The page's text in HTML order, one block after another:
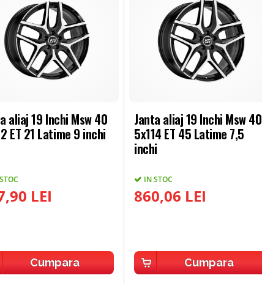
aliaj 19 Inchi Msw 40
ET 21 Latime 9 inchi
LEI
Cumpara
Janta aliaj 19 Inchi Msw 40
5x114 ET 45 Latime 7,5
inchi
IN STOC
860,06 LEI
Cumpara